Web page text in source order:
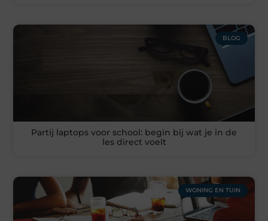
BLOG
Partij laptops voor school: begin bij wat je in de
les direct voelt
WONING EN TUIN